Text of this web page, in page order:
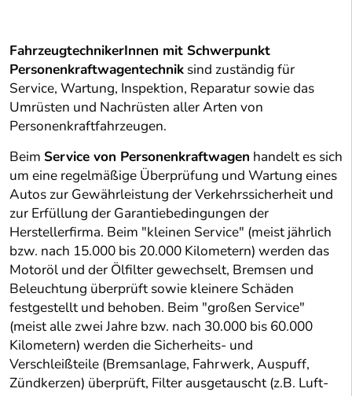
FahrzeugtechnikerInnen mit Schwerpunkt
Personenkraftwagentechnik sind zuständig für
Service, Wartung, Inspektion, Reparatur sowie das
Umrüsten und Nachrüsten aller Arten von
Personenkraftfahrzeugen.
Beim Service von Personenkraftwagen handelt es sich
um eine regelmäßige Überprüfung und Wartung eines
Autos zur Gewährleistung der Verkehrssicherheit und
zur Erfüllung der Garantiebedingungen der
Herstellerfirma. Beim "kleinen Service" (meist jährlich
bzw. nach 15.000 bis 20.000 Kilometern) werden das
Motoröl und der Ölfilter gewechselt, Bremsen und
Beleuchtung überprüft sowie kleinere Schäden
festgestellt und behoben. Beim "großen Service"
(meist alle zwei Jahre bzw. nach 30.000 bis 60.000
Kilometern) werden die Sicherheits- und
Verschleißteile (Bremsanlage, Fahrwerk, Auspuff,
Zündkerzen) überprüft, Filter ausgetauscht (z.B. Luft-